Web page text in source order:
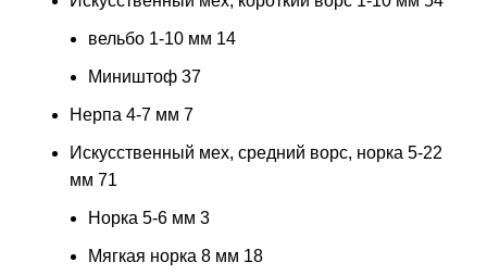
вельбо 1-10 мм 14
Миништоф 37
Нерпа 4-7 мм 7
Искусственный мех, средний ворс, норка 5-22
мм 71
Норка 5-6 мм 3
Мягкая норка 8 мм 18